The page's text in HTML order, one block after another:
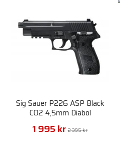
Sig Sauer P226 ASP Black
CO2 4,5mm Diabol
1 995 kr 2 395 kr